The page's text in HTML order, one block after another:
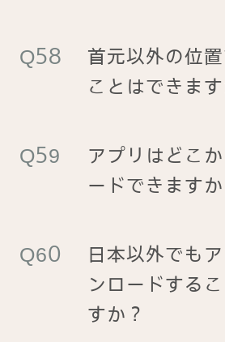
首元以外の位
ことはできます
アプリはどこ
ードできますか
日本以外でも
ンロードする
すか？